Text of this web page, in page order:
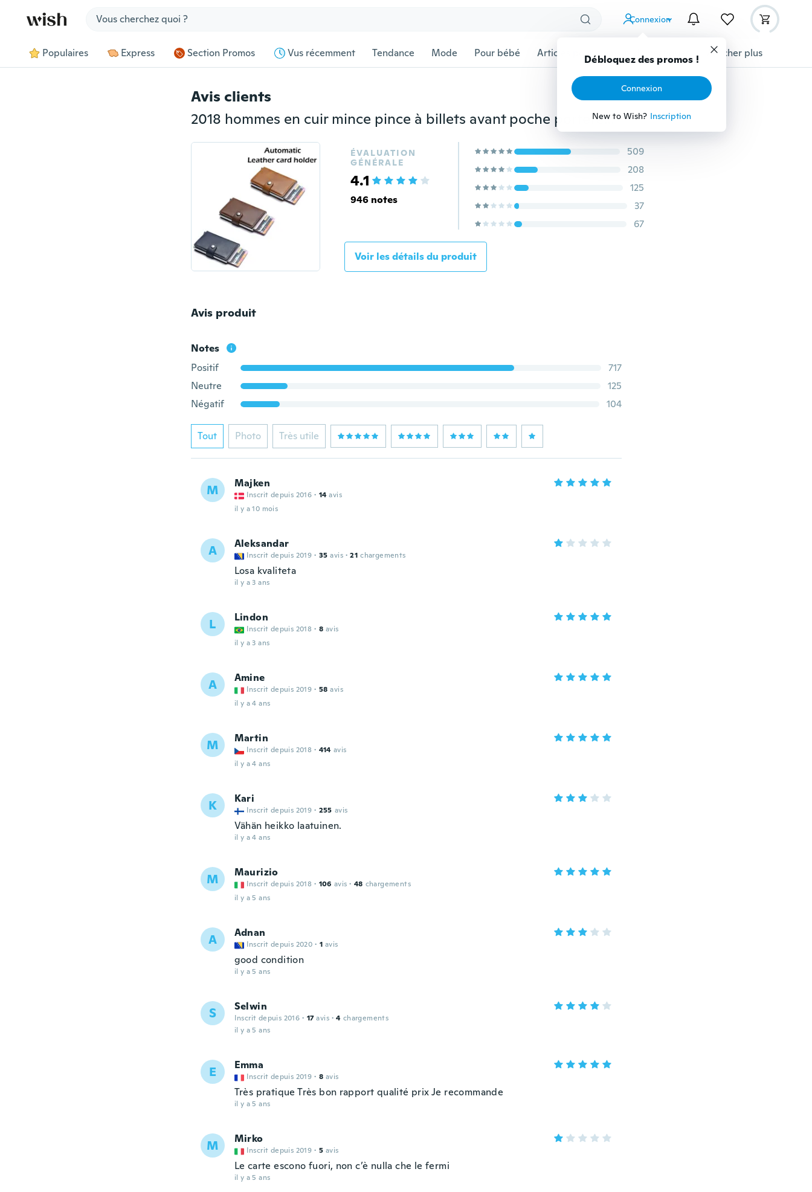
Connexion
Débloquez des promos !
Connexion
New to Wish? Inscription
Populaires Express Section Promos Vus récemment Tendance Mode Pour bébé Articles pour animaux domestiques Afficher plus
Avis clients
2018 hommes en cuir mince pince à billets avant poche portefeuille mince nouveau titulaire carte de crédit portefeuilles pour hommes Cardpackage
ÉVALUATION
GÉNÉRALE
4.1
946 notes
509
208
125
37
67
Voir les détails du produit
Avis produit
Notes
Positif
717
Neutre
125
Négatif
104
Tout Photo Très utile
M Majken
Inscrit depuis 2016 · 14 avis
il y a 10 mois
A Aleksandar
Inscrit depuis 2019 · 35 avis · 21 chargements
Losa kvaliteta
il y a 3 ans
L Lindon
Inscrit depuis 2018 · 8 avis
il y a 3 ans
A Amine
Inscrit depuis 2019 · 58 avis
il y a 4 ans
M Martin
Inscrit depuis 2018 · 414 avis
il y a 4 ans
K Kari
Inscrit depuis 2019 · 255 avis
Vähän heikko laatuinen.
il y a 4 ans
M Maurizio
Inscrit depuis 2018 · 106 avis · 48 chargements
il y a 5 ans
A Adnan
Inscrit depuis 2020 · 1 avis
good condition
il y a 5 ans
S Selwin
Inscrit depuis 2016 · 17 avis · 4 chargements
il y a 5 ans
E Emma
Inscrit depuis 2019 · 8 avis
Très pratique Très bon rapport qualité prix Je recommande
il y a 5 ans
M Mirko
Inscrit depuis 2019 · 5 avis
Le carte escono fuori, non c’è nulla che le fermi
il y a 5 ans